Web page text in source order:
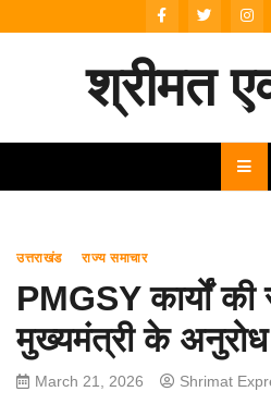
to
श्रीमत
उत्तराखंड राज्य समाचार
PMGSY कार्यों की
मुख्यमंत्री के
March 21, 2026 Shrimat